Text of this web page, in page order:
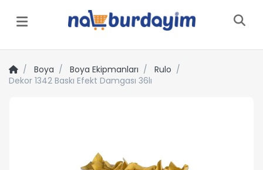
Menü
Boya Boya Ekipmanları
Rulo
Dekor 1342 Baskı Efekt Damgası 36lı